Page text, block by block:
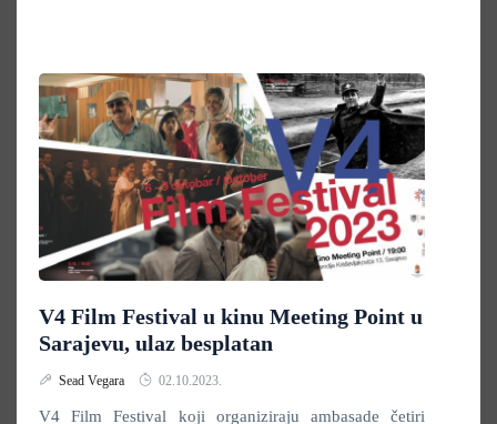
V4 Film Festival u kinu Meeting Point u
Sarajevu, ulaz besplatan
Sead Vegara 02.10.2023.
V4 Film Festival koji organiziraju ambasade četiri